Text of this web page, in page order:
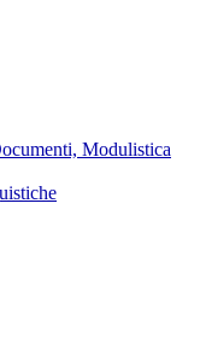
Modulistica